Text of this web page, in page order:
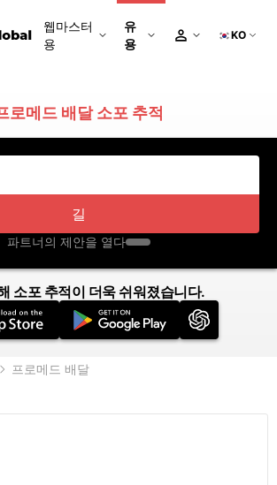
웹마스터
용
유
용
KO
로메드 배달 소포 추적
길
파트너의 제안을 열다
소포 추적이 더욱 쉬워졌습니다.
프로메드 배달